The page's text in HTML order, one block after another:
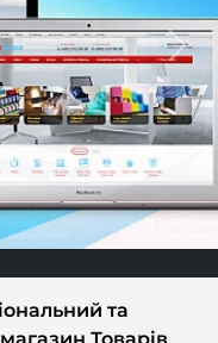
Next
Товарів
адаптивний! І ще